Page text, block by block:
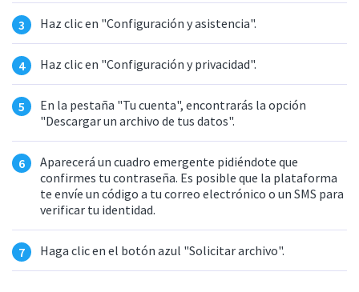
Haz clic en "Configuración y asistencia".
Haz clic en "Configuración y privacidad".
En la pestaña "Tu cuenta", encontrarás la opción
"Descargar un archivo de tus datos".
Aparecerá un cuadro emergente pidiéndote que
confirmes tu contraseña. Es posible que la plataforma
te envíe un código a tu correo electrónico o un SMS para
verificar tu identidad.
Haga clic en el botón azul "Solicitar archivo".